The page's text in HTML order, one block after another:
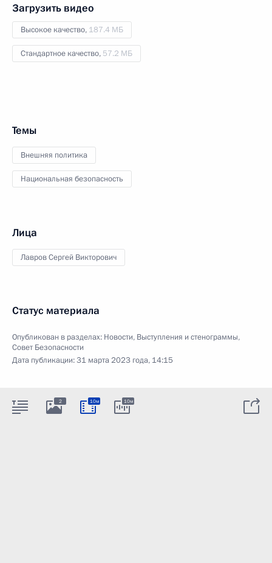
Загрузить видео
Высокое качество, 187.4 МБ
Стандартное качество, 57.2 МБ
Темы
Внешняя политика
Национальная безопасность
Лица
Лавров Сергей Викторович
Статус материала
Опубликован в разделах: Новости, Выступления и стенограммы,
Совет Безопасности
Дата публикации:31 марта 2023 года, 14:15
2 10м 10м